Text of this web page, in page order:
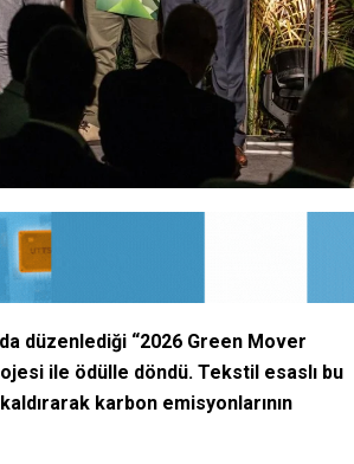
düzenlediği “2026 Green Mover
ile ödülle döndü. Tekstil esaslı bu
karbon emisyonlarının